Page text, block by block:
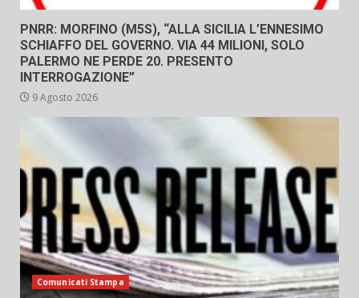
PNRR: MORFINO (M5S), “ALLA SICILIA L’ENNESIMO
SCHIAFFO DEL GOVERNO. VIA 44 MILIONI, SOLO
PALERMO NE PERDE 20. PRESENTO
INTERROGAZIONE”
9 Agosto 2026
Comunicati Stampa